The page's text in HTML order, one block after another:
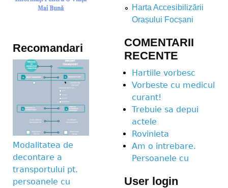
Recomandari
Modalitatea de
decontare a
transportului pt.
persoanele cu
Harta Accesibilizării
Orașului Focșani
COMENTARII
RECENTE
Hartiile vorbesc
Vorbeste cu medicul
curant!
Trebuie sa depui
actele
Rovinieta
Am o intrebare.
Persoanele cu
User login